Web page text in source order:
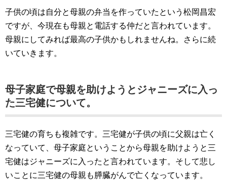
子供の頃は自分と母親の弁当を作っていたという松岡昌宏
ですが、今現在も母親と電話する仲だと言われています。
母親にしてみれば最高の子供かもしれませんね。さらに続
いていきます。
母子家庭で母親を助けようとジャニーズに入っ
た三宅健について。
三宅健の育ちも複雑です。三宅健が子供の頃に父親は亡く
なっていて、母子家庭ということから母親を助けようと三
宅健はジャニーズに入ったと言われています。そして悲し
いことに三宅健の母親も膵臓がんで亡くなっています。